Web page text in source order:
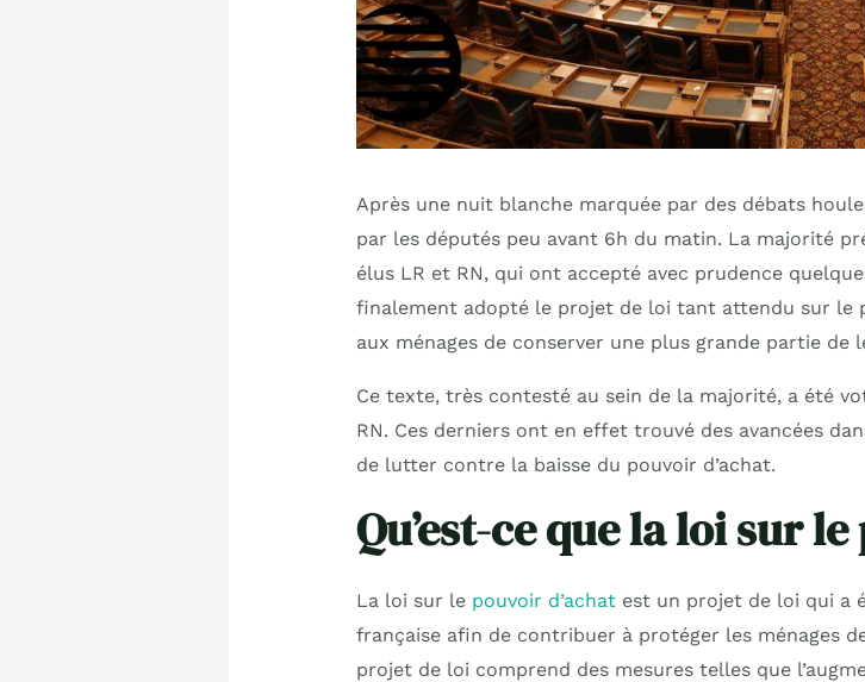
Après une nuit blanche marquée par des débats
par les députés peu avant 6h du matin. La majorité
élus LR et RN, qui ont accepté avec prudence
finalement adopté le projet de loi tant attendu sur le
aux ménages de conserver une plus grande partie de
Ce texte, très contesté au sein de la majorité, a été
RN. Ces derniers ont en effet trouvé des avancées
de lutter contre la baisse du pouvoir d’achat.
Qu’est-ce que la loi sur
La loi sur le pouvoir d’achatest un projet de loi qui a
française afin de contribuer à protéger les ménages
projet de loi comprend des mesures telles que